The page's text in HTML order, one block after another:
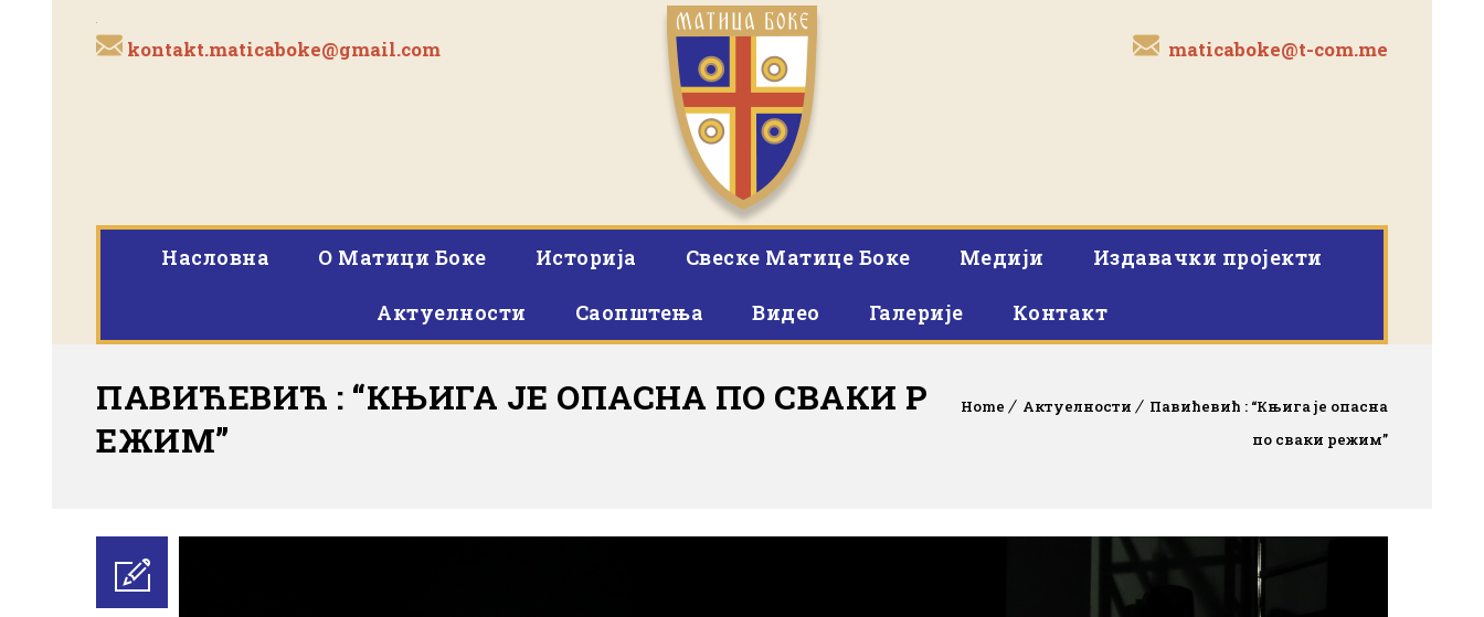
kontakt.maticaboke@gmail.com maticaboke@t-com.me
Насловна O Матици Боке Историја Свеске Матице Боке Медији Издавачки пројекти
Актуелности Саопштења Видео Галерије Контакт
ПАВИЋЕВИЋ : “КЊИГА ЈЕ ОПАСНА ПО СВАКИ Р
ЕЖИМ”
Home Актуелности
Павићевић : “Књига је опасна
по сваки режим”